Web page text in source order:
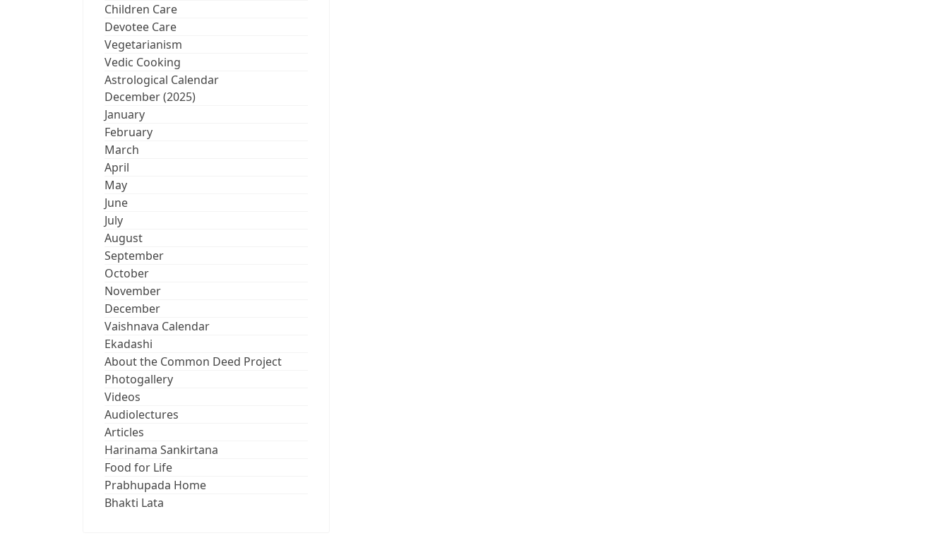
Children Care
Devotee Care
Vegetarianism
Vedic Cooking
Astrological Calendar
December (2025)
January
February
March
April
May
June
July
August
September
October
November
December
Vaishnava Calendar
Ekadashi
About the Common Deed Project
Photogallery
Videos
Audiolectures
Articles
Harinama Sankirtana
Food for Life
Prabhupada Home
Bhakti Lata